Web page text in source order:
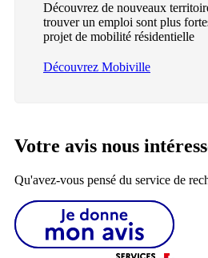
Découvrez de nouveaux
trouver un emploi sont plus
projet de mobilité résidentielle
Découvrez Mobiville
Votre avis nous
Qu'avez-vous pensé du service de